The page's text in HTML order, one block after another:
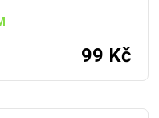
99 Kč